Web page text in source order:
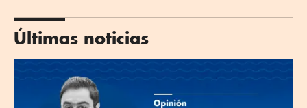
Últimas noticias